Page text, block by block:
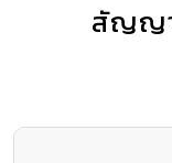
สัญญ